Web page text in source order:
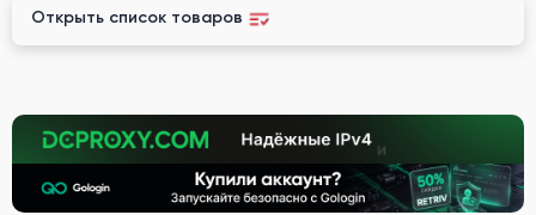
Открыть список товаров